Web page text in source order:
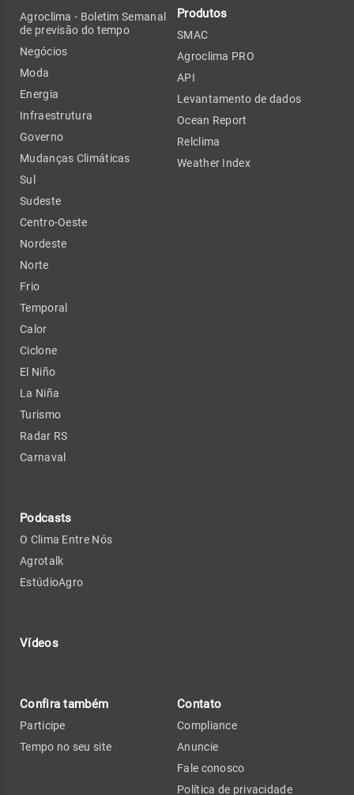
Agroclima - Boletim Semanal
de previsão do tempo
Negócios
Moda
Energia
Infraestrutura
Governo
Mudanças Climáticas
Sul
Sudeste
Centro-Oeste
Nordeste
Norte
Frio
Temporal
Calor
Ciclone
El Niño
La Niña
Turismo
Radar RS
Carnaval
Podcasts
O Clima Entre Nós
Agrotalk
EstúdioAgro
Vídeos
Produtos
SMAC
Agroclima PRO
API
Levantamento de dados
Ocean Report
Relclima
Weather Index
Confira também
Participe
Tempo no seu site
Contato
Compliance
Anuncie
Fale conosco
Política de privacidade